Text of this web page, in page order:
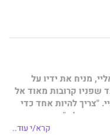
מניח את ידיו על
שפניו קרובות מאוד אל
"צריך להיות אחד כדי
שלך."
קרא/י עוד..